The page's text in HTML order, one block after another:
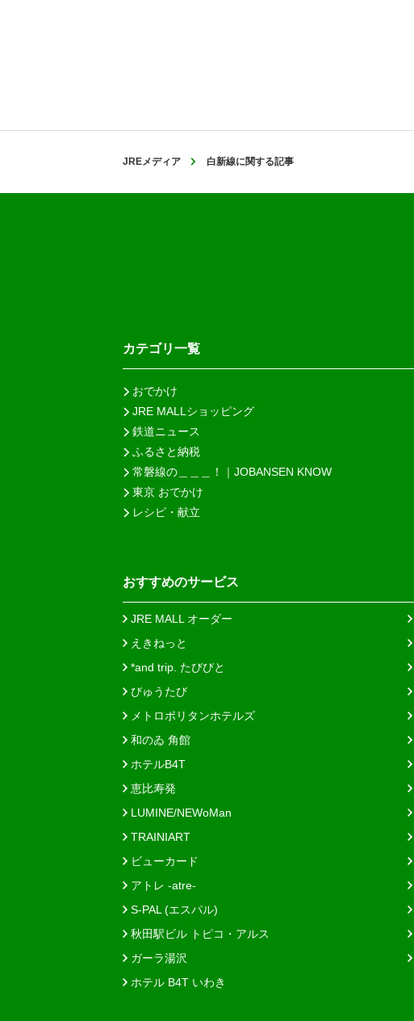
JREメディア 白新線に関する記事
カテゴリ一覧
おでかけ
JRE MALLショッピング
鉄道ニュース
ふるさと納税
常磐線の＿＿＿！｜JOBANSEN KNOW
東京 おでかけ
レシピ・献立
おすすめのサービス
JRE MALL オーダー
えきねっと
*and trip. たびびと
びゅうたび
メトロポリタンホテルズ
和のゐ 角館
ホテルB4T
恵比寿発
LUMINE/NEWoMan
TRAINIART
ビューカード
アトレ -atre-
S-PAL (エスパル)
秋田駅ビル トピコ・アルス
ガーラ湯沢
ホテル B4T いわき